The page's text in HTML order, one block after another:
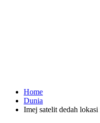
Home
Dunia
Imej satelit dedah